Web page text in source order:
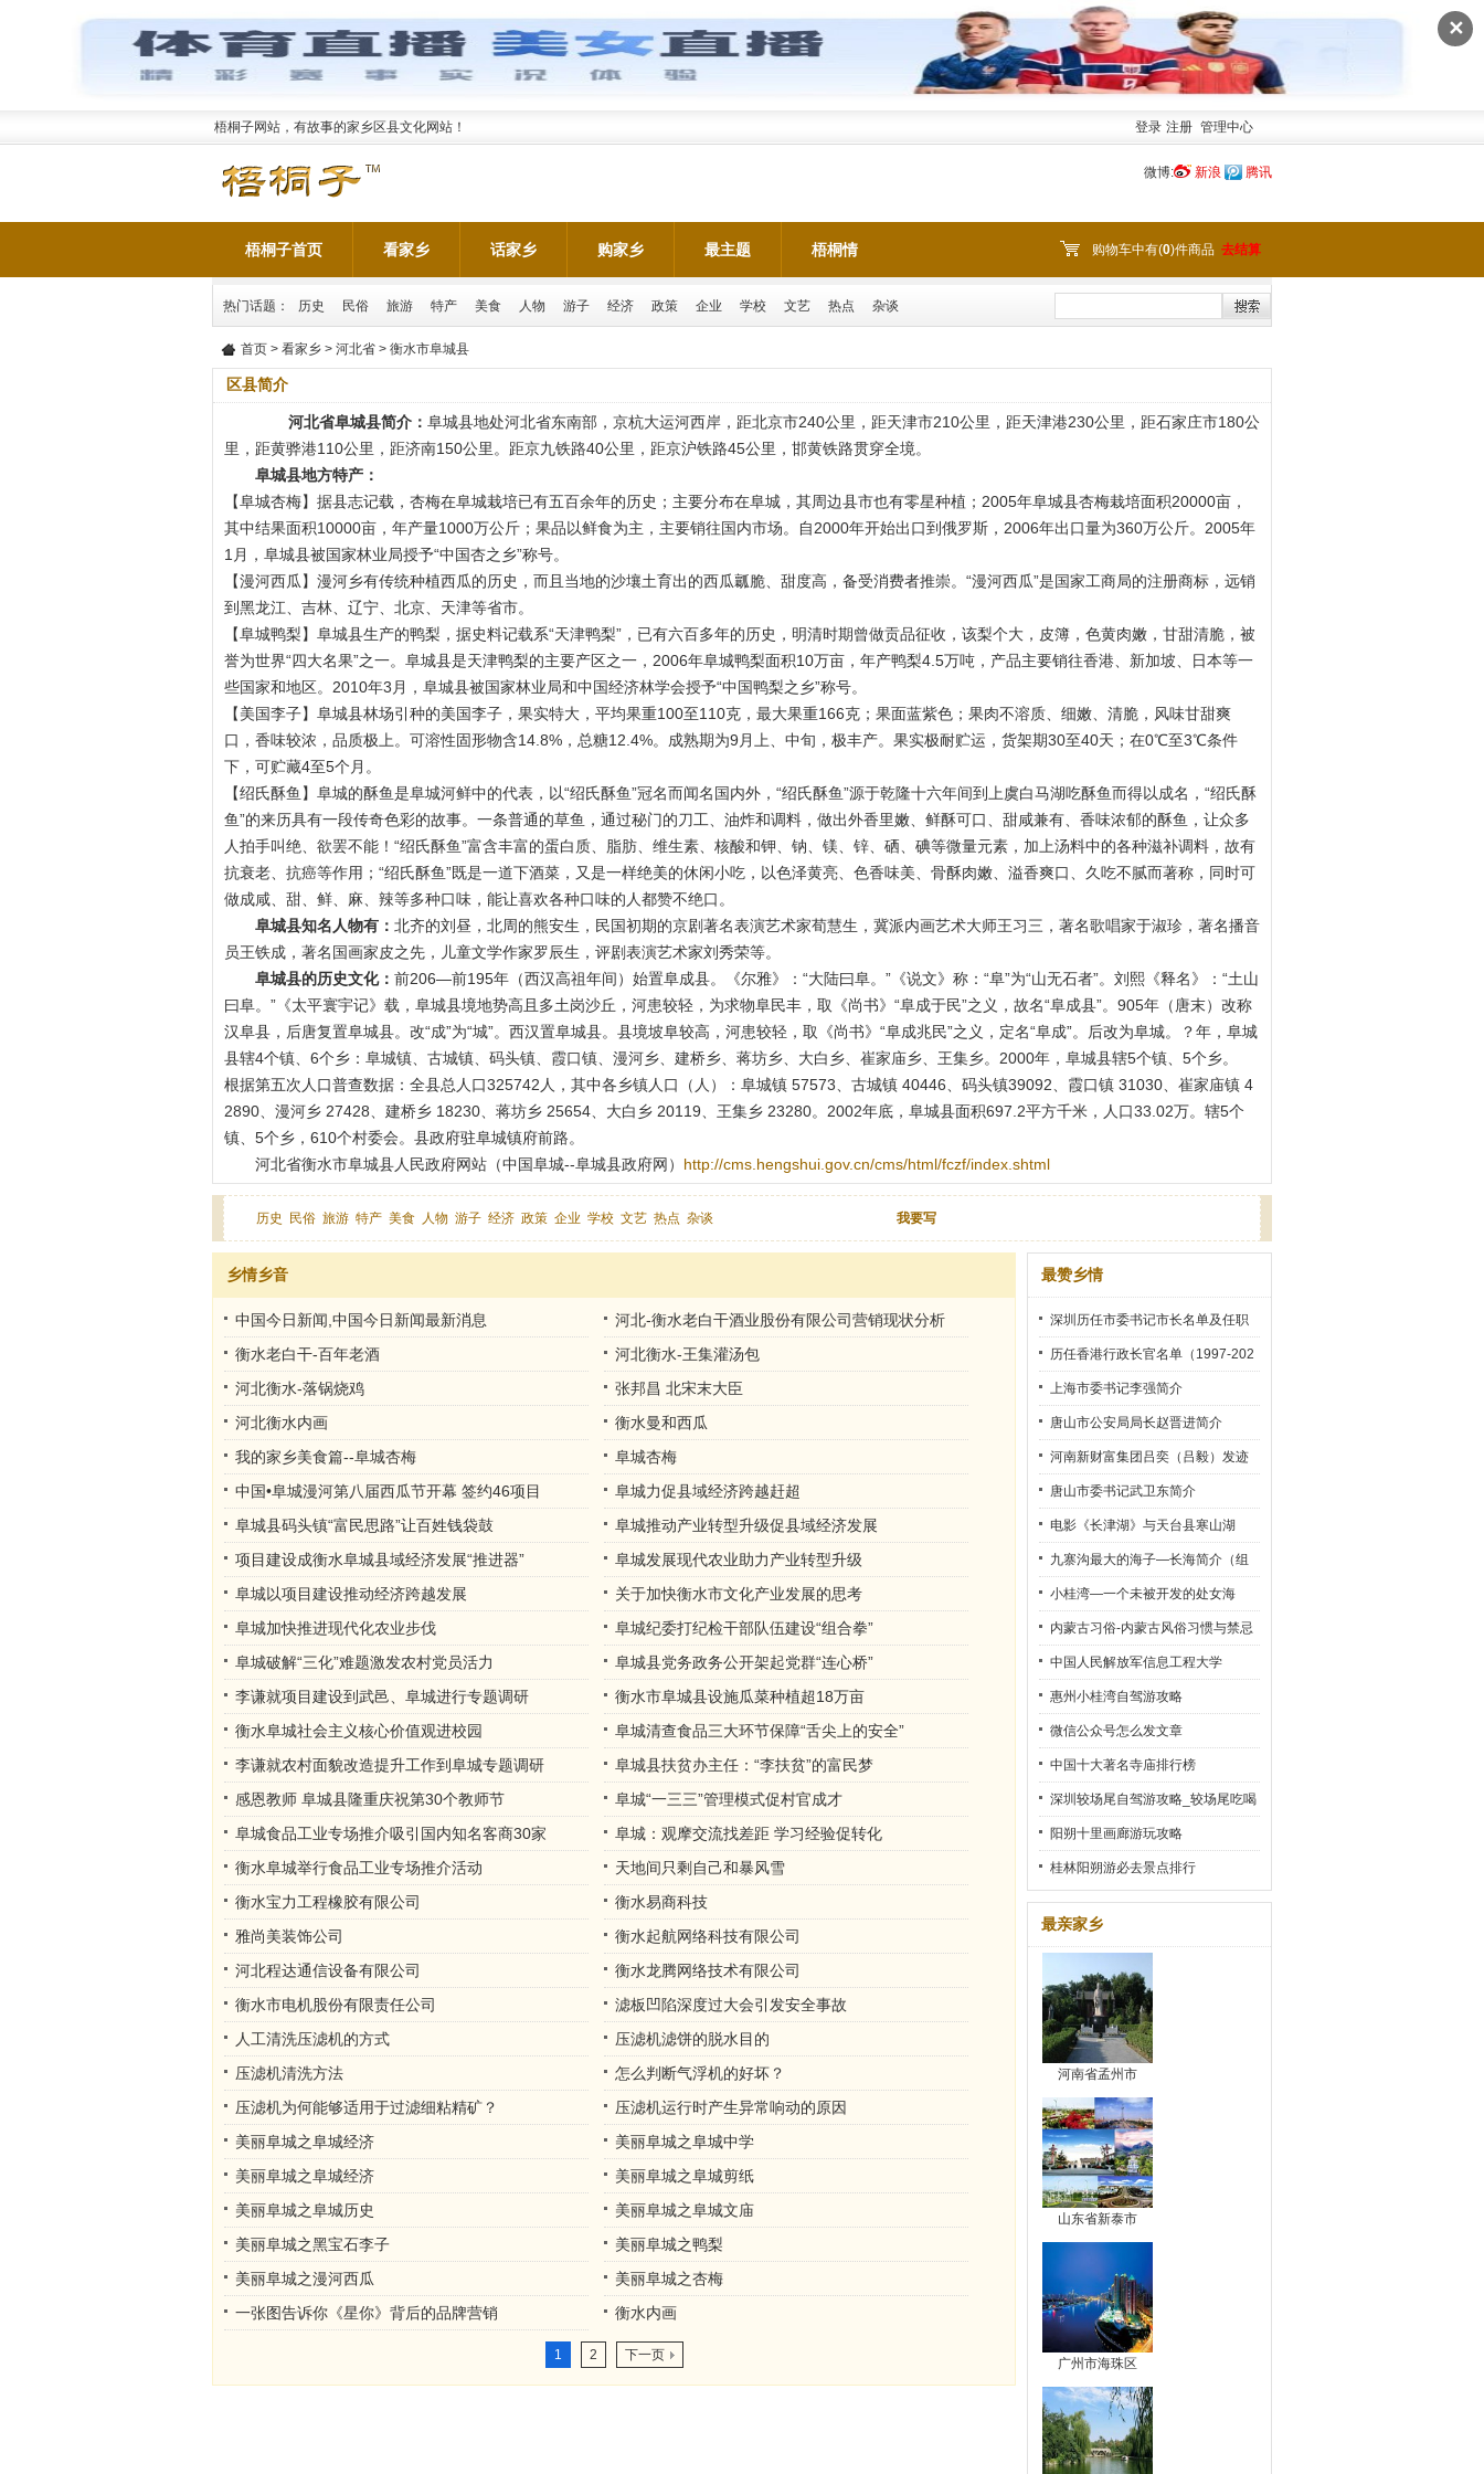
✕
梧桐子网站，有故事的家乡区县文化网站！ 登录 注册 管理中心
微博: 新浪 腾讯
梧桐子首页 看家乡 话家乡 购家乡 最主题 梧桐情 购物车中有(0)件商品 去结算
热门话题： 历史 民俗 旅游 特产 美食 人物 游子 经济 政策 企业 学校 文艺 热点 杂谈
首页 > 看家乡 > 河北省 > 衡水市阜城县
区县简介
河北省阜城县简介： 阜城县地处河北省东南部，京杭大运河西岸，距北京市240公里，距天津市210公里，距天津港230公里，距石家庄市180公
里，距黄骅港110公里，距济南150公里。距京九铁路40公里，距京沪铁路45公里，邯黄铁路贯穿全境。
阜城县地方特产：
【阜城杏梅】据县志记载，杏梅在阜城栽培已有五百余年的历史；主要分布在阜城，其周边县市也有零星种植；2005年阜城县杏梅栽培面积20000亩，
其中结果面积10000亩，年产量1000万公斤；果品以鲜食为主，主要销往国内市场。自2000年开始出口到俄罗斯，2006年出口量为360万公斤。2005年
1月，阜城县被国家林业局授予“中国杏之乡”称号。
【漫河西瓜】漫河乡有传统种植西瓜的历史，而且当地的沙壤土育出的西瓜瓤脆、甜度高，备受消费者推崇。“漫河西瓜”是国家工商局的注册商标，远销
到黑龙江、吉林、辽宁、北京、天津等省市。
【阜城鸭梨】阜城县生产的鸭梨，据史料记载系“天津鸭梨”，已有六百多年的历史，明清时期曾做贡品征收，该梨个大，皮簿，色黄肉嫩，甘甜清脆，被
誉为世界“四大名果”之一。阜城县是天津鸭梨的主要产区之一，2006年阜城鸭梨面积10万亩，年产鸭梨4.5万吨，产品主要销往香港、新加坡、日本等一
些国家和地区。2010年3月，阜城县被国家林业局和中国经济林学会授予“中国鸭梨之乡”称号。
【美国李子】阜城县林场引种的美国李子，果实特大，平均果重100至110克，最大果重166克；果面蓝紫色；果肉不溶质、细嫩、清脆，风味甘甜爽
口，香味较浓，品质极上。可溶性固形物含14.8%，总糖12.4%。成熟期为9月上、中旬，极丰产。果实极耐贮运，货架期30至40天；在0℃至3℃条件
下，可贮藏4至5个月。
【绍氏酥鱼】阜城的酥鱼是阜城河鲜中的代表，以“绍氏酥鱼”冠名而闻名国内外，“绍氏酥鱼”源于乾隆十六年间到上虞白马湖吃酥鱼而得以成名，“绍氏酥
鱼”的来历具有一段传奇色彩的故事。一条普通的草鱼，通过秘门的刀工、油炸和调料，做出外香里嫩、鲜酥可口、甜咸兼有、香味浓郁的酥鱼，让众多
人拍手叫绝、欲罢不能！“绍氏酥鱼”富含丰富的蛋白质、脂肪、维生素、核酸和钾、钠、镁、锌、硒、碘等微量元素，加上汤料中的各种滋补调料，故有
抗衰老、抗癌等作用；“绍氏酥鱼”既是一道下酒菜，又是一样绝美的休闲小吃，以色泽黄亮、色香味美、骨酥肉嫩、溢香爽口、久吃不腻而著称，同时可
做成咸、甜、鲜、麻、辣等多种口味，能让喜欢各种口味的人都赞不绝口。
阜城县知名人物有： 北齐的刘昼，北周的熊安生，民国初期的京剧著名表演艺术家荀慧生，冀派内画艺术大师王习三，著名歌唱家于淑珍，著名播音
员王铁成，著名国画家皮之先，儿童文学作家罗辰生，评剧表演艺术家刘秀荣等。
阜城县的历史文化： 前206—前195年（西汉高祖年间）始置阜成县。《尔雅》：“大陆曰阜。”《说文》称：“阜”为“山无石者”。刘熙《释名》：“土山
曰阜。”《太平寰宇记》载，阜城县境地势高且多土岗沙丘，河患较轻，为求物阜民丰，取《尚书》“阜成于民”之义，故名“阜成县”。905年（唐末）改称
汉阜县，后唐复置阜城县。改“成”为“城”。西汉置阜城县。县境坡阜较高，河患较轻，取《尚书》“阜成兆民”之义，定名“阜成”。后改为阜城。？年，阜城
县辖4个镇、6个乡：阜城镇、古城镇、码头镇、霞口镇、漫河乡、建桥乡、蒋坊乡、大白乡、崔家庙乡、王集乡。2000年，阜城县辖5个镇、5个乡。
根据第五次人口普查数据：全县总人口325742人，其中各乡镇人口（人）：阜城镇 57573、古城镇 40446、码头镇39092、霞口镇 31030、崔家庙镇 4
2890、漫河乡 27428、建桥乡 18230、蒋坊乡 25654、大白乡 20119、王集乡 23280。2002年底，阜城县面积697.2平方千米，人口33.02万。辖5个
镇、5个乡，610个村委会。县政府驻阜城镇府前路。
河北省衡水市阜城县人民政府网站（中国阜城--阜城县政府网） http://cms.hengshui.gov.cn/cms/html/fczf/index.shtml
历史 民俗 旅游 特产 美食 人物 游子 经济 政策 企业 学校 文艺 热点 杂谈 我要写
乡情乡音
中国今日新闻,中国今日新闻最新消息
河北-衡水老白干酒业股份有限公司营销现状分析
衡水老白干-百年老酒
河北衡水-王集灌汤包
河北衡水-落锅烧鸡
张邦昌 北宋末大臣
河北衡水内画
衡水曼和西瓜
我的家乡美食篇--阜城杏梅
阜城杏梅
中国•阜城漫河第八届西瓜节开幕 签约46项目
阜城力促县域经济跨越赶超
阜城县码头镇“富民思路”让百姓钱袋鼓
阜城推动产业转型升级促县域经济发展
项目建设成衡水阜城县域经济发展“推进器”
阜城发展现代农业助力产业转型升级
阜城以项目建设推动经济跨越发展
关于加快衡水市文化产业发展的思考
阜城加快推进现代化农业步伐
阜城纪委打纪检干部队伍建设“组合拳”
阜城破解“三化”难题激发农村党员活力
阜城县党务政务公开架起党群“连心桥”
李谦就项目建设到武邑、阜城进行专题调研
衡水市阜城县设施瓜菜种植超18万亩
衡水阜城社会主义核心价值观进校园
阜城清查食品三大环节保障“舌尖上的安全”
李谦就农村面貌改造提升工作到阜城专题调研
阜城县扶贫办主任：“李扶贫”的富民梦
感恩教师 阜城县隆重庆祝第30个教师节
阜城“一三三”管理模式促村官成才
阜城食品工业专场推介吸引国内知名客商30家
阜城：观摩交流找差距 学习经验促转化
衡水阜城举行食品工业专场推介活动
天地间只剩自己和暴风雪
衡水宝力工程橡胶有限公司
衡水易商科技
雅尚美装饰公司
衡水起航网络科技有限公司
河北程达通信设备有限公司
衡水龙腾网络技术有限公司
衡水市电机股份有限责任公司
滤板凹陷深度过大会引发安全事故
人工清洗压滤机的方式
压滤机滤饼的脱水目的
压滤机清洗方法
怎么判断气浮机的好坏？
压滤机为何能够适用于过滤细粘精矿？
压滤机运行时产生异常响动的原因
美丽阜城之阜城经济
美丽阜城之阜城中学
美丽阜城之阜城经济
美丽阜城之阜城剪纸
美丽阜城之阜城历史
美丽阜城之阜城文庙
美丽阜城之黑宝石李子
美丽阜城之鸭梨
美丽阜城之漫河西瓜
美丽阜城之杏梅
一张图告诉你《星你》背后的品牌营销
衡水内画
1 2 下一页
最赞乡情
深圳历任市委书记市长名单及任职
时间
历任香港行政长官名单（1997-202
2）
上海市委书记李强简介
唐山市公安局局长赵晋进简介
河南新财富集团吕奕（吕毅）发迹
史
唐山市委书记武卫东简介
电影《长津湖》与天台县寒山湖
九寨沟最大的海子—长海简介（组
图）
小桂湾—一个未被开发的处女海
内蒙古习俗-内蒙古风俗习惯与禁忌
中国人民解放军信息工程大学
惠州小桂湾自驾游攻略
微信公众号怎么发文章
中国十大著名寺庙排行榜
深圳较场尾自驾游攻略_较场尾吃喝
玩乐全攻略
阳朔十里画廊游玩攻略
桂林阳朔游必去景点排行
最亲家乡
河南省孟州市
山东省新泰市
广州市海珠区